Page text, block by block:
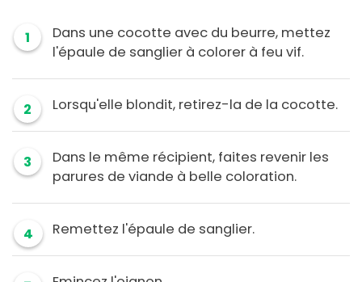
1
Dans une cocotte avec du beurre, mettez
l'épaule de sanglier à colorer à feu vif.
2 Lorsqu'elle blondit, retirez-la de la cocotte.
3
Dans le même récipient, faites revenir les
parures de viande à belle coloration.
4 Remettez l'épaule de sanglier.